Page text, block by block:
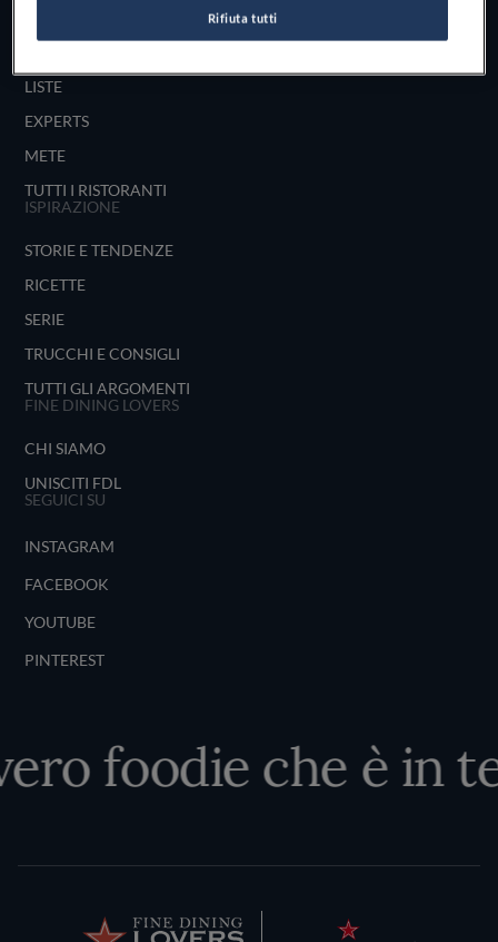
LISTE
EXPERTS
METE
TUTTI I RISTORANTI
ISPIRAZIONE
STORIE E TENDENZE
RICETTE
SERIE
TRUCCHI E CONSIGLI
TUTTI GLI ARGOMENTI
FINE DINING LOVERS
CHI SIAMO
UNISCITI FDL
SEGUICI SU
INSTAGRAM
FACEBOOK
YOUTUBE
PINTEREST
foodie che è in
Rifiuta tutti